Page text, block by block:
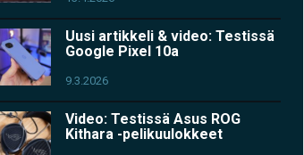
Uusi artikkeli & video: Testissä
Google Pixel 10a
9.3.2026
Video: Testissä Asus ROG
Kithara -pelikuulokkeet